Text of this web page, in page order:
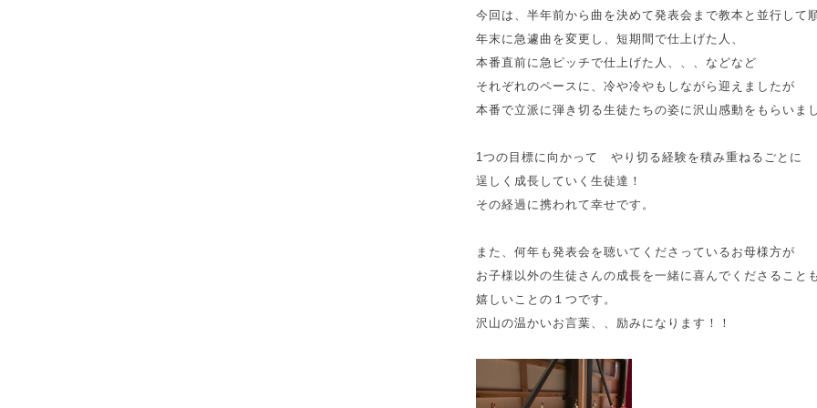
今回は、半年前から曲を決めて発表会まで教本と並行して
年末に急遽曲を変更し、短期間で仕上げた人、
本番直前に急ピッチで仕上げた人、、、などなど
それぞれのペースに、冷や冷やもしながら迎えましたが
本番で立派に弾き切る生徒たちの姿に沢山感動をもらいまし
1つの目標に向かって やり切る経験を積み重ねるごとに
逞しく成長していく生徒達！
その経過に携われて幸せです。
また、何年も発表会を聴いてくださっているお母様方が
お子様以外の生徒さんの成長を一緒に喜んでくださることも
嬉しいことの１つです。
沢山の温かいお言葉、、励みになります！！